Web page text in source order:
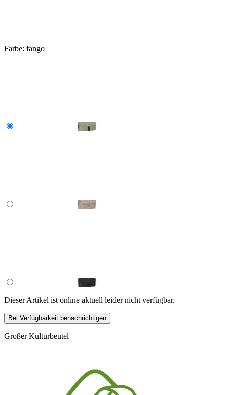
Farbe: fango
Dieser Artikel ist online aktuell leider nicht verfügbar.
Bei Verfügbarkeit benachrichtigen
Großer Kulturbeutel